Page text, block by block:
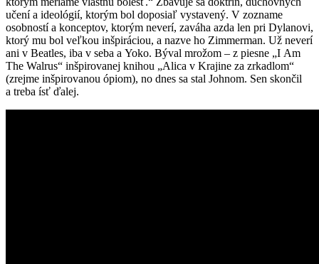
učení a ideológií, ktorým bol doposiaľ vystavený. V zozname
osobností a konceptov, ktorým neverí, zaváha azda len pri Dylanovi,
ktorý mu bol veľkou inšpiráciou, a nazve ho Zimmerman. Už neverí
ani v Beatles, iba v seba a Yoko. Býval mrožom – z piesne „I Am
The Walrus“ inšpirovanej knihou „Alica v Krajine za zrkadlom“
(zrejme inšpirovanou ópiom), no dnes sa stal Johnom. Sen skončil
a treba ísť ďalej.